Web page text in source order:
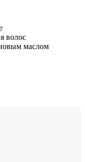
волос
маслом